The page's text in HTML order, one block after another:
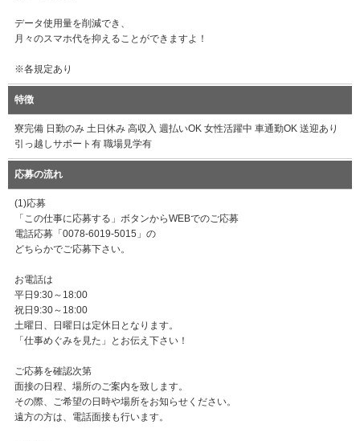
データ使用量を削減でき、
月々のスマホ代を抑えることができますよ！
※各規定あり
特徴
寮完備 日勤のみ 土日休み 高収入 週払いOK 女性活躍中 車通勤OK 送迎あり
引っ越しサポート有 職場見学有
応募の流れ
(1)応募
「この仕事に応募する」ボタンからWEBでのご応募
電話応募「0078-6019-5015」の
どちらかでご応募下さい。
お電話は
平日9:30～18:00
祝日9:30～18:00
土曜日、日曜日は定休日となります。
「仕事めぐみを見た」とお伝え下さい！
ご応募を確認次第
面接の日程、場所のご案内を致します。
その際、ご希望の日時や場所をお知らせください。
遠方の方は、電話面接も行います。